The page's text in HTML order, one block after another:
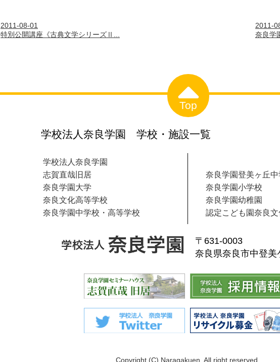
2011-08-01
特別公開講座《古典文学シリーズⅡ...
2011-
奈良学
Top
学校法人奈良学園 学校・施設一覧
学校法人奈良学園
志賀直哉旧居
奈良学園大学
奈良文化高等学校
奈良学園中学校・高等学校
奈良学園登美ヶ丘
奈良学園小学校
奈良学園幼稚園
認定こども園奈良
〒631-0003
奈良県奈良市中登美
Copyright (C) Naragakuen. All right reserved.